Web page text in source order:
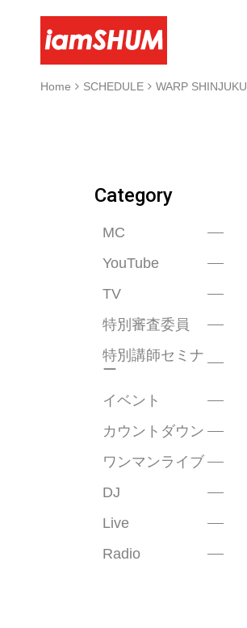
Home SCHEDULE WARP SHINJUKU
Category
MC
YouTube
TV
特別審査委員
特別講師セミナ
ー
イベント
カウントダウン
ワンマンライブ
DJ
Live
Radio